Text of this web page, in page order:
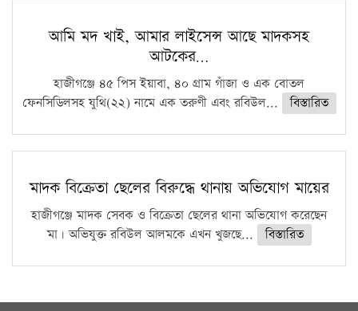
আমি মদ খাই, আমার লাইসেন্স আছে মাদকসহ
আটকের…
হাজীগঞ্জে ৪৫ পিস ইয়াবা, ৪০ গ্রাম গাঁজা ও এক বোতল
ফেনসিডিলসহ যুথি(২২) নামে এক তরুণী এবং রবিউল...
বিস্তারিত
মাদক বিক্রেতা ছেলের বিরুদ্ধে থানায় অভিযোগ মায়ের
হাজীগঞ্জে মাদক সেবক ও বিক্রেতা ছেলের থানা অভিযোগ করেছেন
মা। অভিযুক্ত রবিউল আলমকে এখন খুজছে...
বিস্তারিত